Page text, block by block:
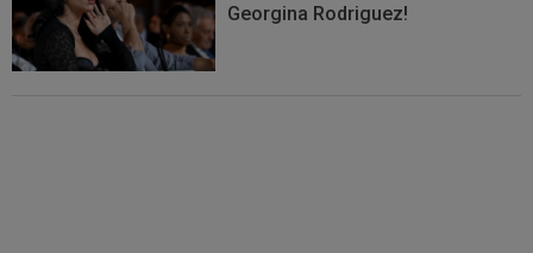
Georgina Rodriguez!